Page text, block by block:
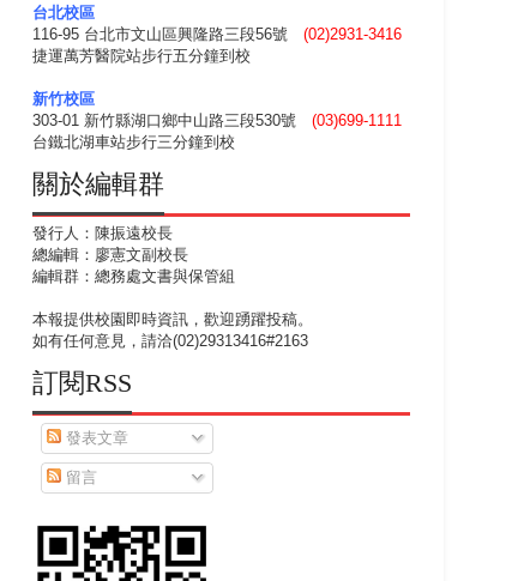
台北校區
116-95 台北市文山區興隆路三段56號 (02)2931-3416
捷運萬芳醫院站步行五分鐘到校
新竹校區
303-01 新竹縣湖口鄉中山路三段530號 (03)699-1111
台鐵北湖車站步行三分鐘到校
關於編輯群
發行人：陳振遠校長
總編輯：廖憲文副校長
編輯群：總務處文書與保管組
本報提供校園即時資訊，歡迎踴躍投稿。
如有任何意見，請洽(02)29313416#2163
訂閱RSS
發表文章
留言